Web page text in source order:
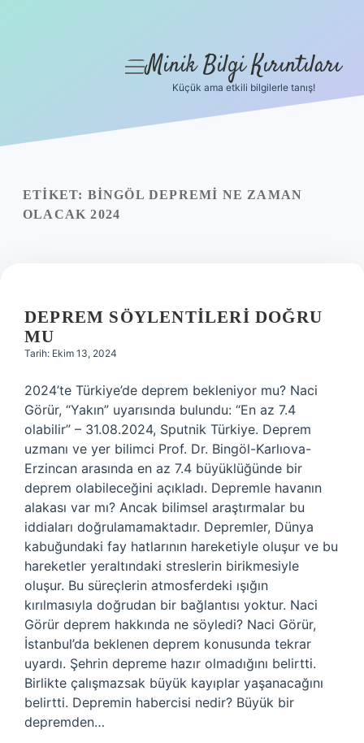
Yasal Uyarı
menüyü
Minik Bilgi Kırıntıları
Küçük ama etkili bilgilerle tanış!
ETIKET: BINGÖL DEPREMI NE ZAMAN
OLACAK 2024
DEPREM SÖYLENTILERI DOĞRU
MU
Tarih: Ekim 13, 2024
2024’te Türkiye’de deprem bekleniyor mu? Naci
Görür, “Yakın” uyarısında bulundu: “En az 7.4
olabilir” – 31.08.2024, Sputnik Türkiye. Deprem
uzmanı ve yer bilimci Prof. Dr. Bingöl-Karlıova-
Erzincan arasında en az 7.4 büyüklüğünde bir
deprem olabileceğini açıkladı. Depremle havanın
alakası var mı? Ancak bilimsel araştırmalar bu
iddiaları doğrulamamaktadır. Depremler, Dünya
kabuğundaki fay hatlarının hareketiyle oluşur ve bu
hareketler yeraltındaki streslerin birikmesiyle
oluşur. Bu süreçlerin atmosferdeki ışığın
kırılmasıyla doğrudan bir bağlantısı yoktur. Naci
Görür deprem hakkında ne söyledi? Naci Görür,
İstanbul’da beklenen deprem konusunda tekrar
uyardı. Şehrin depreme hazır olmadığını belirtti.
Birlikte çalışmazsak büyük kayıplar yaşanacağını
belirtti. Depremin habercisi nedir? Büyük bir
depremden…